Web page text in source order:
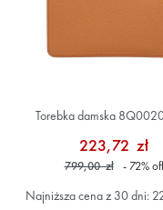
Torebka damska
223,72 zł
799,00 zł - 72%off
Najniższa cena z 30 dni: